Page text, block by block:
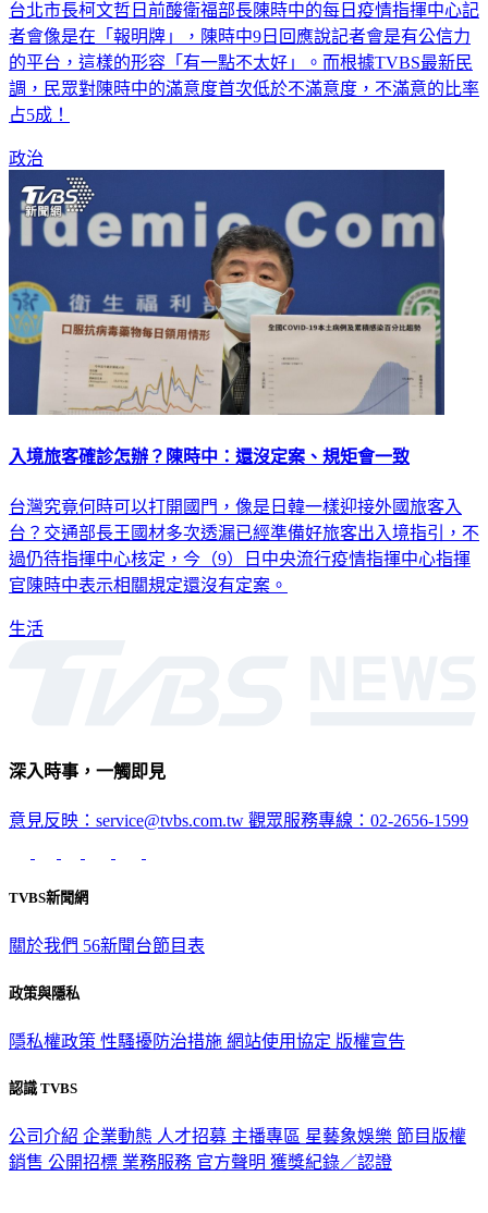
台北市長柯文哲日前酸衛福部長陳時中的每日疫情指揮中心記
者會像是在「報明牌」，陳時中9日回應說記者會是有公信力
的平台，這樣的形容「有一點不太好」。而根據TVBS最新民
調，民眾對陳時中的滿意度首次低於不滿意度，不滿意的比率
占5成！
政治
入境旅客確診怎辦？陳時中：還沒定案、規矩會一致
台灣究竟何時可以打開國門，像是日韓一樣迎接外國旅客入
台？交通部長王國材多次透漏已經準備好旅客出入境指引，不
過仍待指揮中心核定，今（9）日中央流行疫情指揮中心指揮
官陳時中表示相關規定還沒有定案。
生活
深入時事，一觸即見
意見反映：service@tvbs.com.tw 觀眾服務專線：02-2656-1599
TVBS新聞網
關於我們 56新聞台節目表
政策與隱私
隱私權政策 性騷擾防治措施 網站使用協定 版權宣告
認識 TVBS
公司介紹 企業動態 人才招募 主播專區 星藝象娛樂 節目版權
銷售 公開招標 業務服務 官方聲明 獲獎紀錄／認證